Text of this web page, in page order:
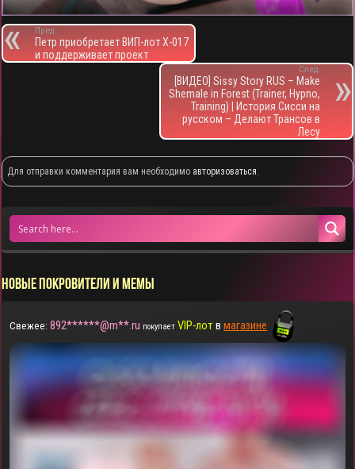
Пред.
Петр приобретает ВИП-лот X-017
и поддерживает проект
След.
[ВИДЕО] Sissy Story RUS – Make
Shemale in Forest (Trainer, Hypno,
Training) | История Сисси на
русском – Делают Трансов в
Лесу
Для отправки комментария вам необходимо авторизоваться
НОВЫЕ ПОКРОВИТЕЛИ И МЕМЫ
Свежее: 892******@m**.ru покупает VIP-лотвмагазине